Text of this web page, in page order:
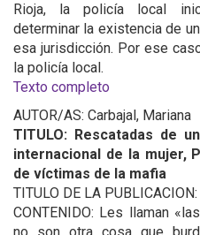
Rioja, la policía local
determinar la existencia de
esa jurisdicción. Por ese
la policía local.
Texto completo
AUTOR/AS: Carbajal, Mariana
TITULO: Rescatadas de
internacional de la mujer,
de víctimas de la mafia
TITULO DE LA
CONTENIDO: Les llaman